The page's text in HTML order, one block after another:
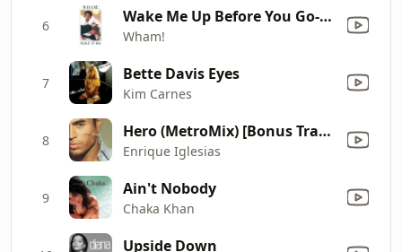
6 Wake Me Up Before You Go-Go
Wham!
7 Bette Davis Eyes
Kim Carnes
8 Hero (MetroMix) [Bonus Track]
Enrique Iglesias
9 Ain't Nobody
Chaka Khan
Upside Down